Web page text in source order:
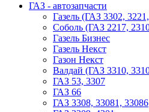
ГАЗ - автозапчасти
Газель (ГАЗ 3302,
Соболь (ГАЗ 2217,
Газель Бизнес
Газель Некст
Газон Некст
Валдай (ГАЗ 3310,
ГАЗ 53, 3307
ГАЗ 66
ГАЗ 3308, 33081, 33086